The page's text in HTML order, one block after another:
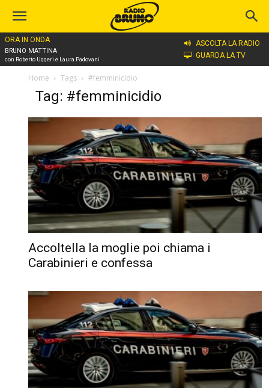
ORA IN ONDA
BRUNO MATTINA
con Roberto Uggeri e Laura Padovani
ASCOLTA LA RADIO
GUARDA LA TV
Home Tags #femminicidio
Tag: #femminicidio
Accoltella la moglie poi chiama i
Carabinieri e confessa